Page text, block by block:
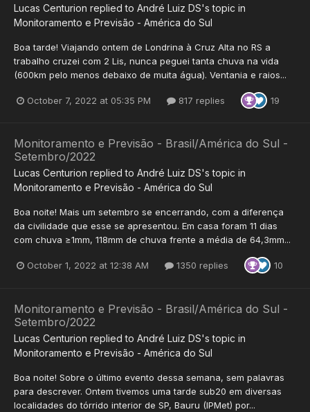
Lucas Centurion replied to André Luiz DS's topic in
Monitoramento e Previsão - América do Sul
Boa tarde! Viajando ontem de Londrina à Cruz Alta no RS a
trabalho cruzei com 2 Lis, nunca peguei tanta chuva na vida
(600km pelo menos debaixo de muita água). Ventania e raios...
October 7, 2022 at 05:35 PM 817 replies 19
Monitoramento e Previsão - Brasil/América do Sul -
Setembro/2022
Lucas Centurion replied to André Luiz DS's topic in
Monitoramento e Previsão - América do Sul
Boa noite! Mais um setembro se encerrando, com a diferença
da civilidade que esse se apresentou. Em casa foram 11 dias
com chuva ≥1mm, 118mm de chuva frente a média de 64,3mm...
October 1, 2022 at 12:38 AM 1350 replies 10
Monitoramento e Previsão - Brasil/América do Sul -
Setembro/2022
Lucas Centurion replied to André Luiz DS's topic in
Monitoramento e Previsão - América do Sul
Boa noite! Sobre o último evento dessa semana, sem palavras
para descrever. Ontem tivemos uma tarde sub20 em diversas
localidades do tórrido interior de SP, Bauru (IPMet) por...